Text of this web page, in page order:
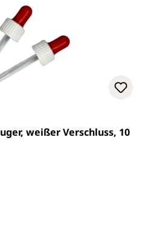
von 4.9 von 5 Sternen
weißer Verschluss, 10